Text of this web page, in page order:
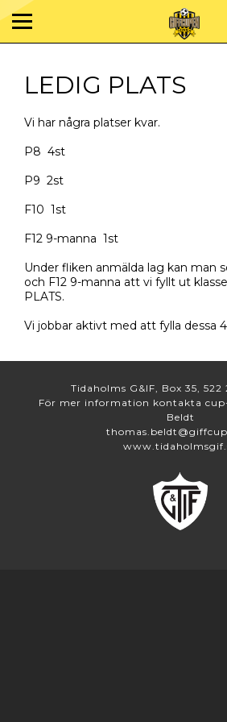
LEDIG PLATS
Vi har några platser kvar.
P8 4st
P9 2st
F10 1st
F12 9-manna 1st
Under fliken anmälda lag kan man
och F12 9-manna att vi fyllt ut
PLATS.
Vi jobbar aktivt med att fylla dessa
Tidaholms G&IF, Box 35, 522
För mer information kontakta
Beldt